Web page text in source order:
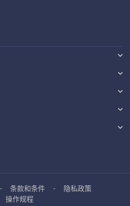
条款和条件
隐私政策
操作规程